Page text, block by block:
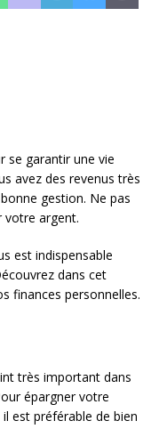
se garantir une vie
avez des revenus très
gestion. Ne pas
votre argent.
est indispensable
dans cet
finances personnelles.
très important dans
épargner votre
il est préférable de bien